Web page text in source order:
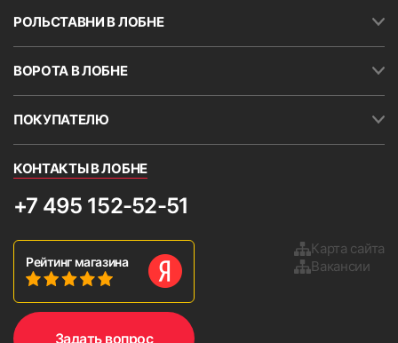
РОЛЬСТАВНИ В ЛОБНЕ
ВОРОТА В ЛОБНЕ
ПОКУПАТЕЛЮ
КОНТАКТЫ В ЛОБНЕ
+7 495 152-52-51
Рейтинг магазина
Карта сайта
Вакансии
Задать вопрос